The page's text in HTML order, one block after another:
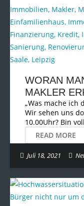
WORAN
MAKLER
„Was mache ich
Wir sehen uns
10.00Uhr? Bin
READ MORE
Juli 18, 2021